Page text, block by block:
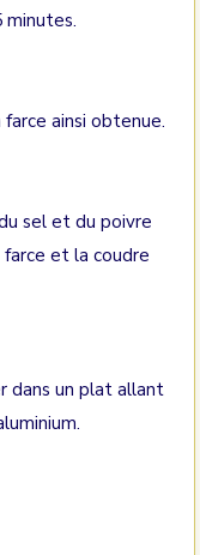
minutes.
ainsi obtenue.
sel et du poivre
et la coudre
dans un plat allant